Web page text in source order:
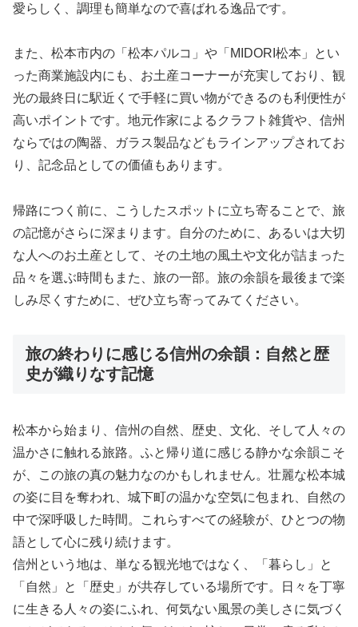
愛らしく、調理も簡単なので喜ばれる逸品です。
また、松本市内の「松本パルコ」や「MIDORI松本」とい
った商業施設内にも、お土産コーナーが充実しており、観
光の最終日に駅近くで手軽に買い物ができるのも利便性が
高いポイントです。地元作家によるクラフト雑貨や、信州
ならではの陶器、ガラス製品などもラインアップされてお
り、記念品としての価値もあります。
帰路につく前に、こうしたスポットに立ち寄ることで、旅
の記憶がさらに深まります。自分のために、あるいは大切
な人へのお土産として、その土地の風土や文化が詰まった
品々を選ぶ時間もまた、旅の一部。旅の余韻を最後まで楽
しみ尽くすために、ぜひ立ち寄ってみてください。
旅の終わりに感じる信州の余韻：自然と歴
史が織りなす記憶
松本から始まり、信州の自然、歴史、文化、そして人々の
温かさに触れる旅路。ふと帰り道に感じる静かな余韻こそ
が、この旅の真の魅力なのかもしれません。壮麗な松本城
の姿に目を奪われ、城下町の温かな空気に包まれ、自然の
中で深呼吸した時間。これらすべての経験が、ひとつの物
語として心に残り続けます。
信州という地は、単なる観光地ではなく、「暮らし」と
「自然」と「歴史」が共存している場所です。日々を丁寧
に生きる人々の姿にふれ、何気ない風景の美しさに気づく